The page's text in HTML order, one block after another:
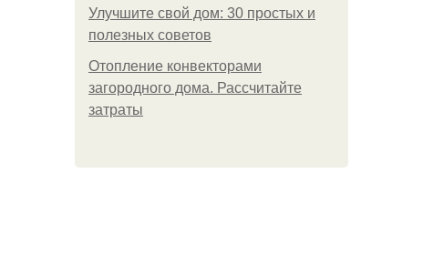
Улучшите свой дом: 30 простых и
полезных советов
Отопление конвекторами
загородного дома. Рассчитайте
затраты